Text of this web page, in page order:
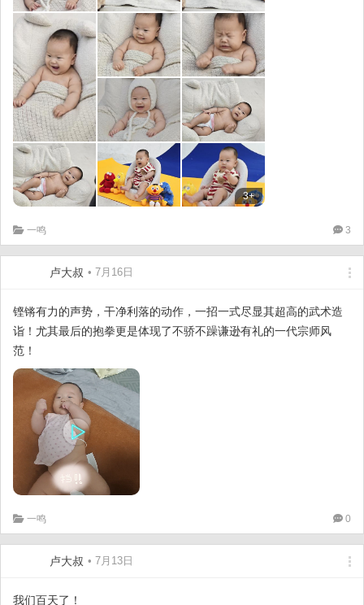
3+
一鸣 3
卢大叔 • 7月16日
铿锵有力的声势，干净利落的动作，一招一式尽显其超高的武术造
诣！尤其最后的抱拳更是体现了不骄不躁谦逊有礼的一代宗师风
范！
一鸣 0
卢大叔 • 7月13日
我们百天了！